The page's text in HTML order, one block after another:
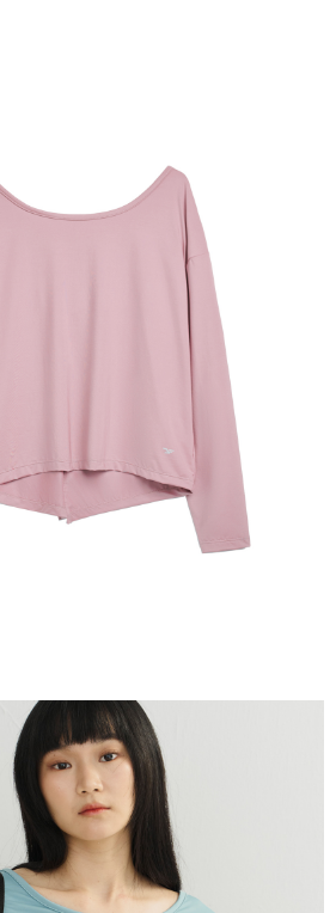
使用他人資訊註冊。若發現惡意使用之情形，
停止該用戶之使用額度並採取法律行動。